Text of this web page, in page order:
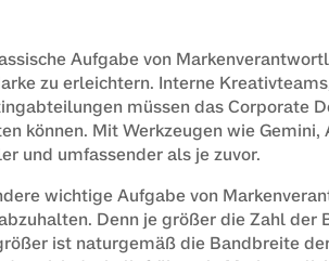
Aufgabe von
zu erleichtern. Interne
müssen das Corporate
können. Mit Werkzeugen wie
und umfassender als je zuvor.
wichtige Aufgabe von
Denn je größer die Zahl
ist naturgemäß die Bandbreite